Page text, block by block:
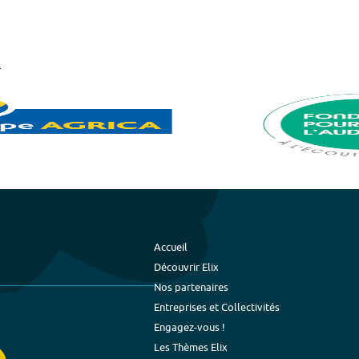
Accueil
Découvrir Elix
Nos partenaires
Entreprises et Collectivités
Engagez-vous !
Les Thèmes Elix